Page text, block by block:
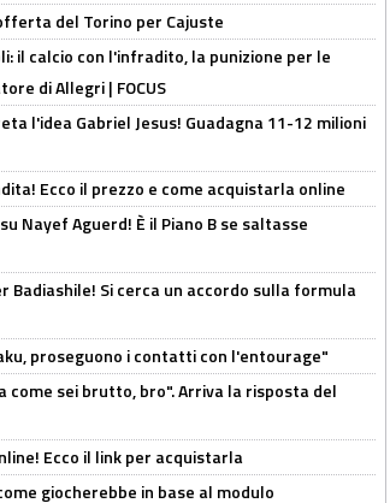
del Torino per Cajuste
il calcio con l'infradito, la punizione per le
di Allegri | FOCUS
l'idea Gabriel Jesus! Guadagna 11-12 milioni
Ecco il prezzo e come acquistarla online
Nayef Aguerd! È il Piano B se saltasse
Badiashile! Si cerca un accordo sulla formula
proseguono i contatti con l'entourage"
come sei brutto, bro". Arriva la risposta del
Ecco il link per acquistarla
giocherebbe in base al modulo